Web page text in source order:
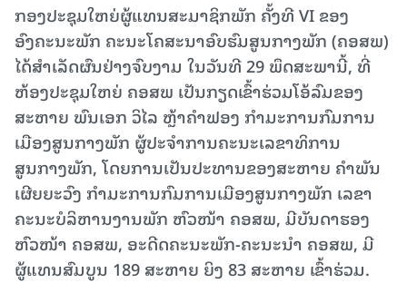
ກອງປະຊຸມໃຫຍ່ຜູ້ແທນສະມາຊິກພັກ ຄັ້ງທີ VI ຂອງ
ອົງຄະນະພັກ ຄະນະໂຄສະນາອົບຮົມສູນກາງພັກ (ຄອສພ)
ໄດ້ສໍາເລັດຜົນຢ່າງຈົບງາມ ໃນວັນທີ 29 ພຶດສະພານີ້, ທີ່
ຫ້ອງປະຊຸມໃຫຍ່ ຄອສພ ເປັນກຽດເຂົ້າຮ່ວມໂອ້ລົມຂອງ
ສະຫາຍ ພົນເອກ ວິໄລ ຫຼ້າຄໍາຟອງ ກໍາມະການກົມການ
ເມືອງສູນກາງພັກ ຜູ້ປະຈໍາການຄະນະເລຂາທິການ
ສູນກາງພັກ, ໂດຍການເປັນປະທານຂອງສະຫາຍ ຄໍາພັນ
ເຜີຍຍະວົງ ກໍາມະການກົມການເມືອງສູນກາງພັກ ເລຂາ
ຄະນະບໍລິຫານງານພັກ ຫົວໜ້າ ຄອສພ, ມີບັນດາຮອງ
ຫົວໜ້າ ຄອສພ, ອະດີດຄະນະພັກ-ຄະນະນໍາ ຄອສພ, ມີ
ຜູ້ແທນສົມບູນ 189 ສະຫາຍ ຍິງ 83 ສະຫາຍ ເຂົ້າຮ່ວມ.